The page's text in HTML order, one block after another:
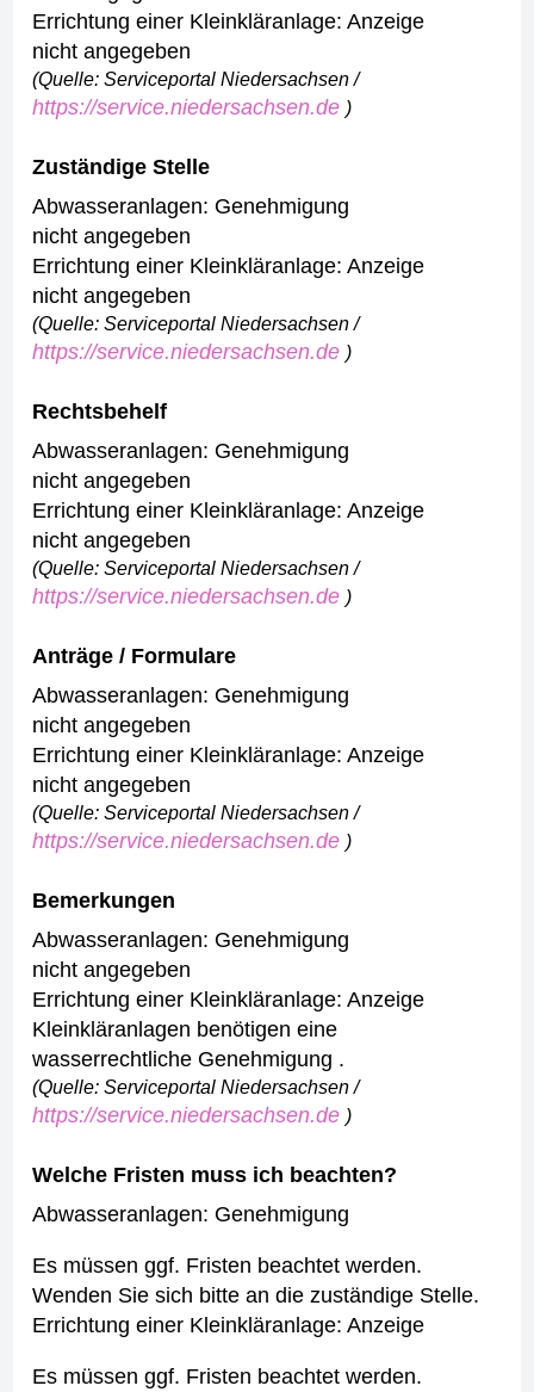
Errichtung einer Kleinkläranlage: Anzeige
nicht angegeben
(Quelle: Serviceportal Niedersachsen /
https://service.niedersachsen.de )
Zuständige Stelle
Abwasseranlagen: Genehmigung
nicht angegeben
Errichtung einer Kleinkläranlage: Anzeige
nicht angegeben
(Quelle: Serviceportal Niedersachsen /
https://service.niedersachsen.de )
Rechtsbehelf
Abwasseranlagen: Genehmigung
nicht angegeben
Errichtung einer Kleinkläranlage: Anzeige
nicht angegeben
(Quelle: Serviceportal Niedersachsen /
https://service.niedersachsen.de )
Anträge / Formulare
Abwasseranlagen: Genehmigung
nicht angegeben
Errichtung einer Kleinkläranlage: Anzeige
nicht angegeben
(Quelle: Serviceportal Niedersachsen /
https://service.niedersachsen.de )
Bemerkungen
Abwasseranlagen: Genehmigung
nicht angegeben
Errichtung einer Kleinkläranlage: Anzeige
Kleinkläranlagen benötigen eine
wasserrechtliche Genehmigung .
(Quelle: Serviceportal Niedersachsen /
https://service.niedersachsen.de )
Welche Fristen muss ich beachten?
Abwasseranlagen: Genehmigung
Es müssen ggf. Fristen beachtet werden.
Wenden Sie sich bitte an die zuständige Stelle.
Errichtung einer Kleinkläranlage: Anzeige
Es müssen ggf. Fristen beachtet werden.